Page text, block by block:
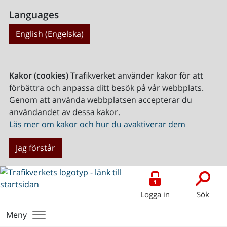
Languages
English (Engelska)
Kakor (cookies)Trafikverket använder kakor för att
förbättra och anpassa ditt besök på vår webbplats.
Genom att använda webbplatsen accepterar du
användandet av dessa kakor.
Läs mer om kakor och hur du avaktiverar dem
Jag förstår
Logga in Sök
Meny